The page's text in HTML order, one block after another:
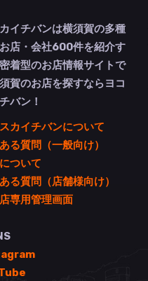
イチバンは横須賀の多種
店・会社600件を紹介す
着型のお店情報サイトで
賀のお店を探すならヨコ
バン！
カイチバンについて
る質問（一般向け）
ついて
る質問（店舗様向け）
専用管理画面